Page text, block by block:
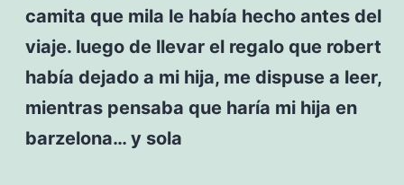
camita que mila le había hecho antes del
viaje. luego de llevar el regalo que robert
había dejado a mi hija, me dispuse a leer,
mientras pensaba que haría mi hija en
barzelona… y sola